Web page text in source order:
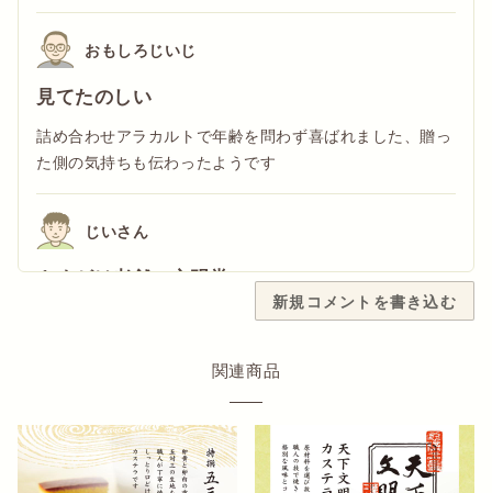
おもしろじいじ
見てたのしい
詰め合わせアラカルトで年齢を問わず喜ばれました、贈っ
た側の気持ちも伝わったようです
じいさん
さすがは老舗の文明堂
受取人はカステラは季節を問わず プリン、水羊羹は冷や
夏にぴったり
帰省に利用しました。夏にぴったりの詰め合わせで、とて
新規コメントを書き込む
関連商品